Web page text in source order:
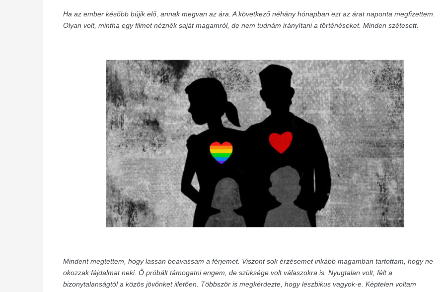
Ha az ember később bújik elő, annak megvan az ára. A következő néhány hónapban ezt az árat naponta megfizettem.
Olyan volt, mintha egy filmet néznék saját magamról, de nem tudnám irányítani a történéseket. Minden szétesett.
Mindent megtettem, hogy lassan beavassam a férjemet. Viszont sok érzésemet inkább magamban tartottam, hogy ne
okozzak fájdalmat neki. Ő próbált támogatni engem, de szüksége volt válaszokra is. Nyugtalan volt, félt a
bizonytalanságtól a közös jövőnket illetően. Többször is megkérdezte, hogy leszbikus vagyok-e. Képtelen voltam